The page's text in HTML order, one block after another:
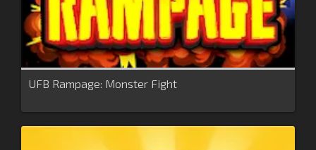
UFB Rampage: Monster Fight